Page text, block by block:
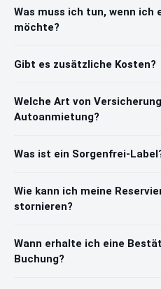
Was muss ich tun, wenn ich
möchte?
Gibt es zusätzliche Kosten?
Welche Art von
Autoanmietung?
Was ist ein Sorgenfrei-
Wie kann ich meine
stornieren?
Wann erhalte ich eine
Buchung?